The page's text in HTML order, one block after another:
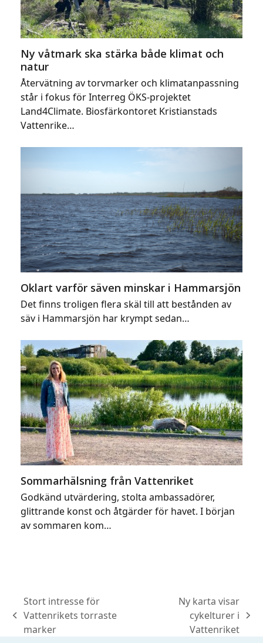
Ny våtmark ska stärka både klimat och
natur
Återvätning av torvmarker och klimatanpassning
står i fokus för Interreg ÖKS-projektet
Land4Climate. Biosfärkontoret Kristianstads
Vattenrike…
Oklart varför säven minskar i Hammarsjön
Det finns troligen flera skäl till att bestånden av
säv i Hammarsjön har krympt sedan…
Sommarhälsning från Vattenriket
Godkänd utvärdering, stolta ambassadörer,
glittrande konst och åtgärder för havet. I början
av sommaren kom…
previous
post:
Stort intresse för
Vattenrikets torraste
marker
Ny karta visar
cykelturer i
Vattenriket